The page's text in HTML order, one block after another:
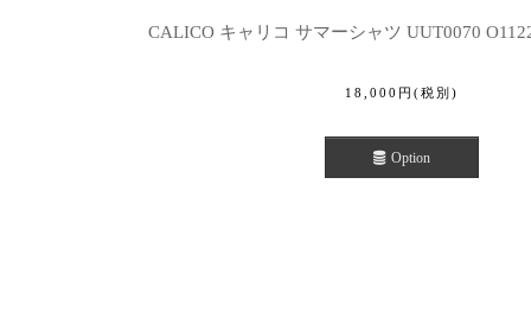
CALICO キャリコ サマーシャツ UUT0070
18,000 円 (税別)
Option